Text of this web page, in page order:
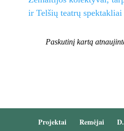
ir Telšių teatrų spektakliai
Paskutinį kartą
Projektai Remėjai